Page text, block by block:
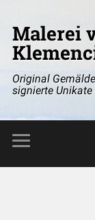
Malerei
Original
signierte Unikate